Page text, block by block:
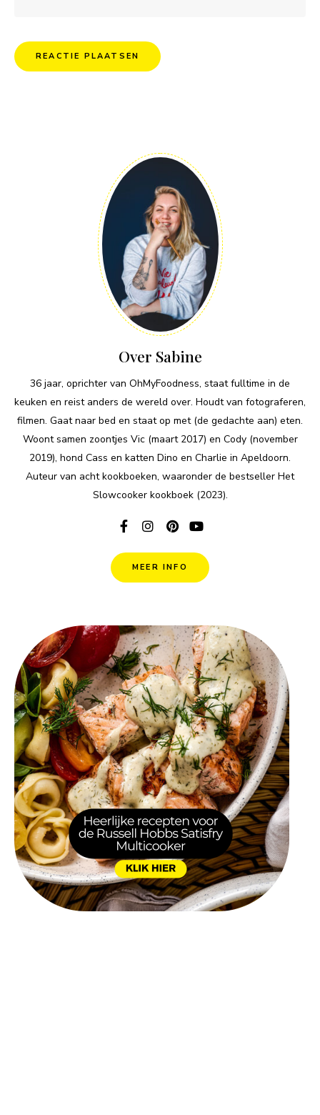
Over Sabine
36 jaar, oprichter van OhMyFoodness, staat fulltime in de
keuken en reist anders de wereld over. Houdt van fotograferen,
filmen. Gaat naar bed en staat op met (de gedachte aan) eten.
Woont samen zoontjes Vic (maart 2017) en Cody (november
2019), hond Cass en katten Dino en Charlie in Apeldoorn.
Auteur van acht kookboeken, waaronder de bestseller Het
Slowcooker kookboek (2023).
MEER INFO